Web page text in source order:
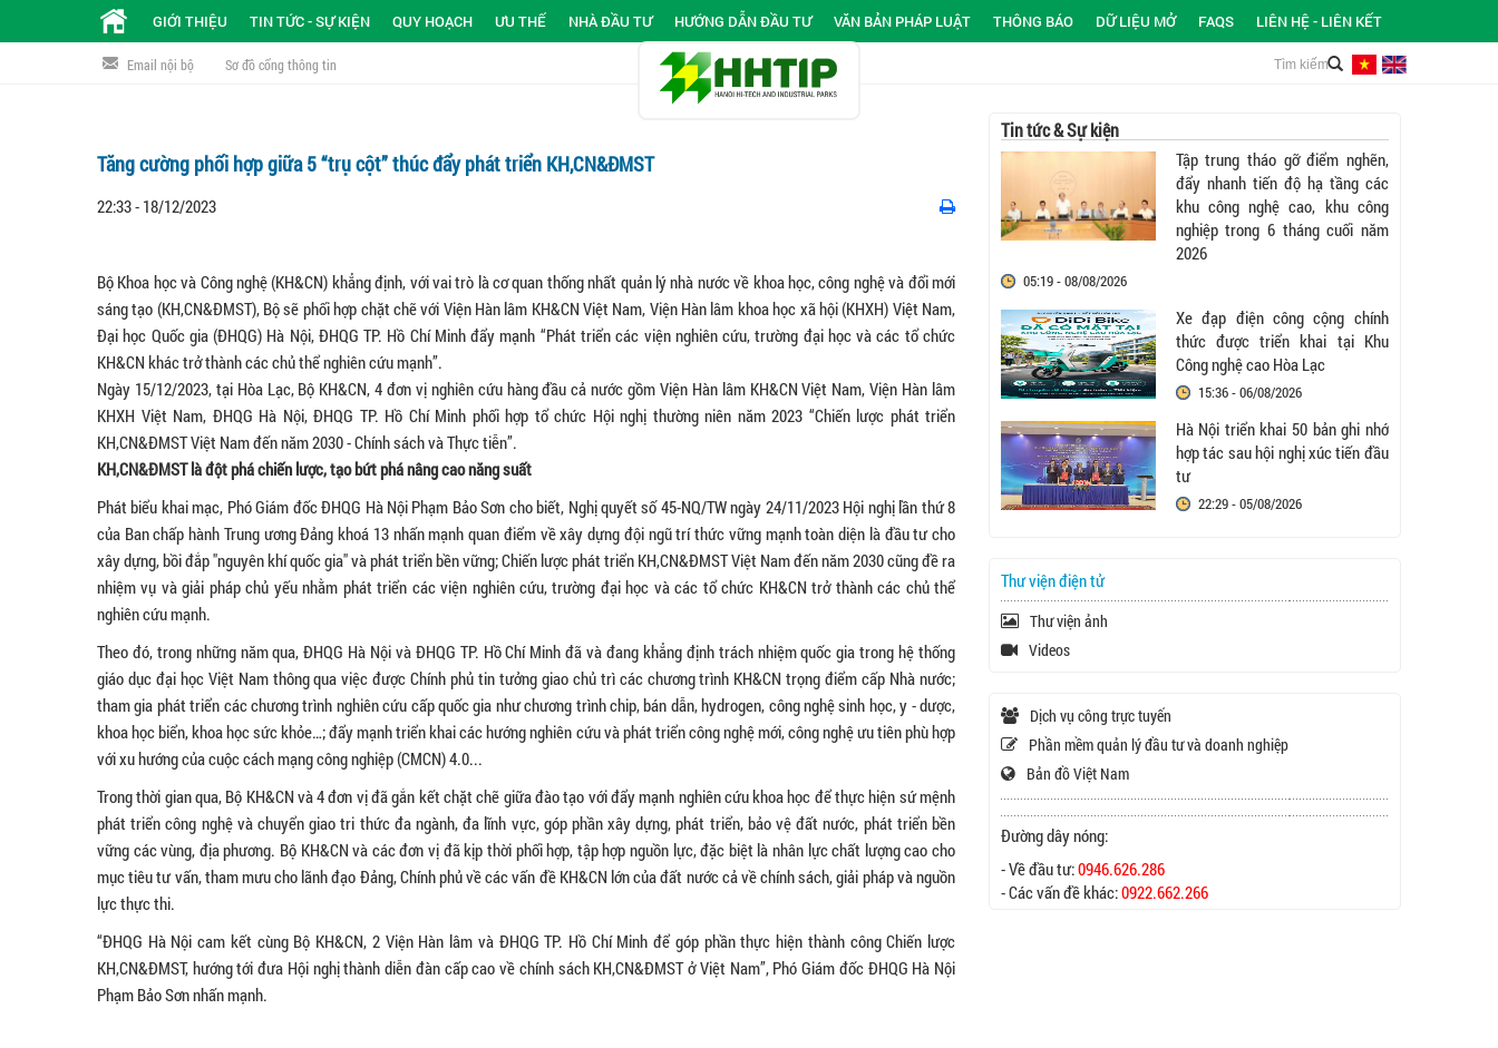
GIỚI THIỆU TIN TỨC - SỰ KIỆN QUY HOẠCH ƯU THẾ NHÀ ĐẦU TƯ HƯỚNG DẪN ĐẦU TƯ VĂN BẢN PHÁP LUẬT THÔNG BÁO DỮ LIỆU MỞ FAQS LIÊN HỆ - LIÊN KẾT
Email nội bộ Sơ đồ cổng thông tin
Tăng cường phối hợp giữa 5 “trụ cột” thúc đẩy phát triển KH,CN&ĐMST
22:33 - 18/12/2023
Bộ Khoa học và Công nghệ (KH&CN) khẳng định, với vai trò là cơ quan thống nhất quản lý nhà nước về khoa học, công nghệ và đổi mới
sáng tạo (KH,CN&ĐMST), Bộ sẽ phối hợp chặt chẽ với Viện Hàn lâm KH&CN Việt Nam, Viện Hàn lâm khoa học xã hội (KHXH) Việt Nam,
Đại học Quốc gia (ĐHQG) Hà Nội, ĐHQG TP. Hồ Chí Minh đẩy mạnh “Phát triển các viện nghiên cứu, trường đại học và các tổ chức
KH&CN khác trở thành các chủ thể nghiên cứu mạnh”.
Ngày 15/12/2023, tại Hòa Lạc, Bộ KH&CN, 4 đơn vị nghiên cứu hàng đầu cả nước gồm Viện Hàn lâm KH&CN Việt Nam, Viện Hàn lâm
KHXH Việt Nam, ĐHQG Hà Nội, ĐHQG TP. Hồ Chí Minh phối hợp tổ chức Hội nghị thường niên năm 2023 “Chiến lược phát triển
KH,CN&ĐMST Việt Nam đến năm 2030 - Chính sách và Thực tiễn”.
KH,CN&ĐMST là đột phá chiến lược, tạo bứt phá nâng cao năng suất
Phát biểu khai mạc, Phó Giám đốc ĐHQG Hà Nội Phạm Bảo Sơn cho biết, Nghị quyết số 45-NQ/TW ngày 24/11/2023 Hội nghị lần thứ 8
của Ban chấp hành Trung ương Đảng khoá 13 nhấn mạnh quan điểm về xây dựng đội ngũ trí thức vững mạnh toàn diện là đầu tư cho
xây dựng, bồi đắp "nguyên khí quốc gia" và phát triển bền vững; Chiến lược phát triển KH,CN&ĐMST Việt Nam đến năm 2030 cũng đề ra
nhiệm vụ và giải pháp chủ yếu nhằm phát triển các viện nghiên cứu, trường đại học và các tổ chức KH&CN trở thành các chủ thể
nghiên cứu mạnh.
Theo đó, trong những năm qua, ĐHQG Hà Nội và ĐHQG TP. Hồ Chí Minh đã và đang khẳng định trách nhiệm quốc gia trong hệ thống
giáo dục đại học Việt Nam thông qua việc được Chính phủ tin tưởng giao chủ trì các chương trình KH&CN trọng điểm cấp Nhà nước;
tham gia phát triển các chương trình nghiên cứu cấp quốc gia như chương trình chip, bán dẫn, hydrogen, công nghệ sinh học, y - dược,
khoa học biển, khoa học sức khỏe…; đẩy mạnh triển khai các hướng nghiên cứu và phát triển công nghệ mới, công nghệ ưu tiên phù hợp
với xu hướng của cuộc cách mạng công nghiệp (CMCN) 4.0...
Trong thời gian qua, Bộ KH&CN và 4 đơn vị đã gắn kết chặt chẽ giữa đào tạo với đẩy mạnh nghiên cứu khoa học để thực hiện sứ mệnh
phát triển công nghệ và chuyển giao tri thức đa ngành, đa lĩnh vực, góp phần xây dựng, phát triển, bảo vệ đất nước, phát triển bền
vững các vùng, địa phương. Bộ KH&CN và các đơn vị đã kịp thời phối hợp, tập hợp nguồn lực, đặc biệt là nhân lực chất lượng cao cho
mục tiêu tư vấn, tham mưu cho lãnh đạo Đảng, Chính phủ về các vấn đề KH&CN lớn của đất nước cả về chính sách, giải pháp và nguồn
lực thực thi.
“ĐHQG Hà Nội cam kết cùng Bộ KH&CN, 2 Viện Hàn lâm và ĐHQG TP. Hồ Chí Minh để góp phần thực hiện thành công Chiến lược
KH,CN&ĐMST, hướng tới đưa Hội nghị thành diễn đàn cấp cao về chính sách KH,CN&ĐMST ở Việt Nam”, Phó Giám đốc ĐHQG Hà Nội
Phạm Bảo Sơn nhấn mạnh.
Tin tức & Sự kiện
Tập trung tháo gỡ điểm nghẽn,
đẩy nhanh tiến độ hạ tầng các
khu công nghệ cao, khu công
nghiệp trong 6 tháng cuối năm
2026
05:19 - 08/08/2026
Xe đạp điện công cộng chính
thức được triển khai tại Khu
Công nghệ cao Hòa Lạc
15:36 - 06/08/2026
Hà Nội triển khai 50 bản ghi nhớ
hợp tác sau hội nghị xúc tiến đầu
tư
22:29 - 05/08/2026
Thư viện điện tử
Thư viện ảnh
Videos
Dịch vụ công trực tuyến
Phần mềm quản lý đầu tư và doanh nghiệp
Bản đồ Việt Nam
Đường dây nóng:
- Về đầu tư:0946.626.286
- Các vấn đề khác:0922.662.266